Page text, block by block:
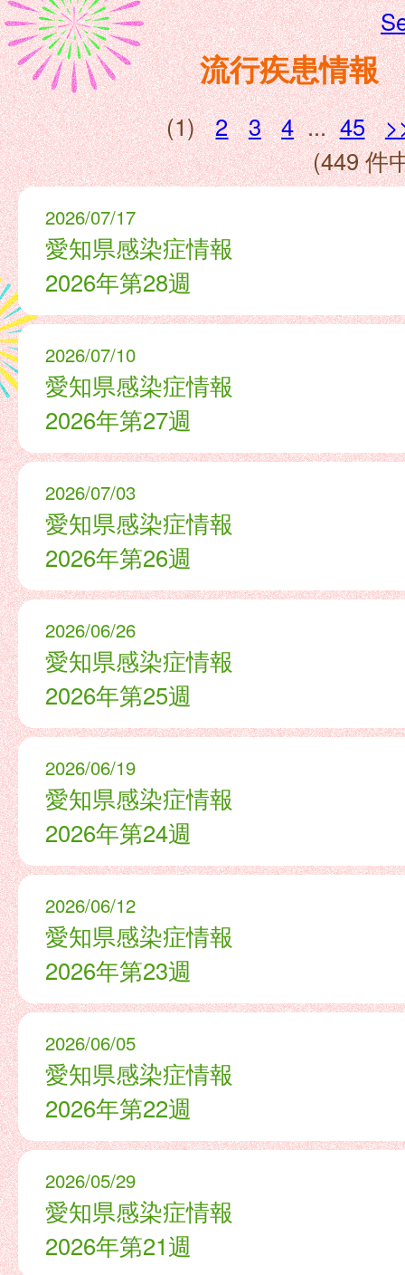
流行疾患情報
(1) 2 3 4 ... 45
(449 件
2026/07/17
愛知県感染症情報
2026年第28週
2026/07/10
愛知県感染症情報
2026年第27週
2026/07/03
愛知県感染症情報
2026年第26週
2026/06/26
愛知県感染症情報
2026年第25週
2026/06/19
愛知県感染症情報
2026年第24週
2026/06/12
愛知県感染症情報
2026年第23週
2026/06/05
愛知県感染症情報
2026年第22週
2026/05/29
愛知県感染症情報
2026年第21週